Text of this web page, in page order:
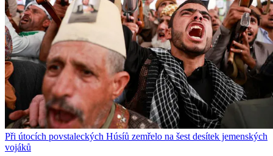
Při útocích povstaleckých Húsíů zemřelo na šest desítek jemenských
vojáků